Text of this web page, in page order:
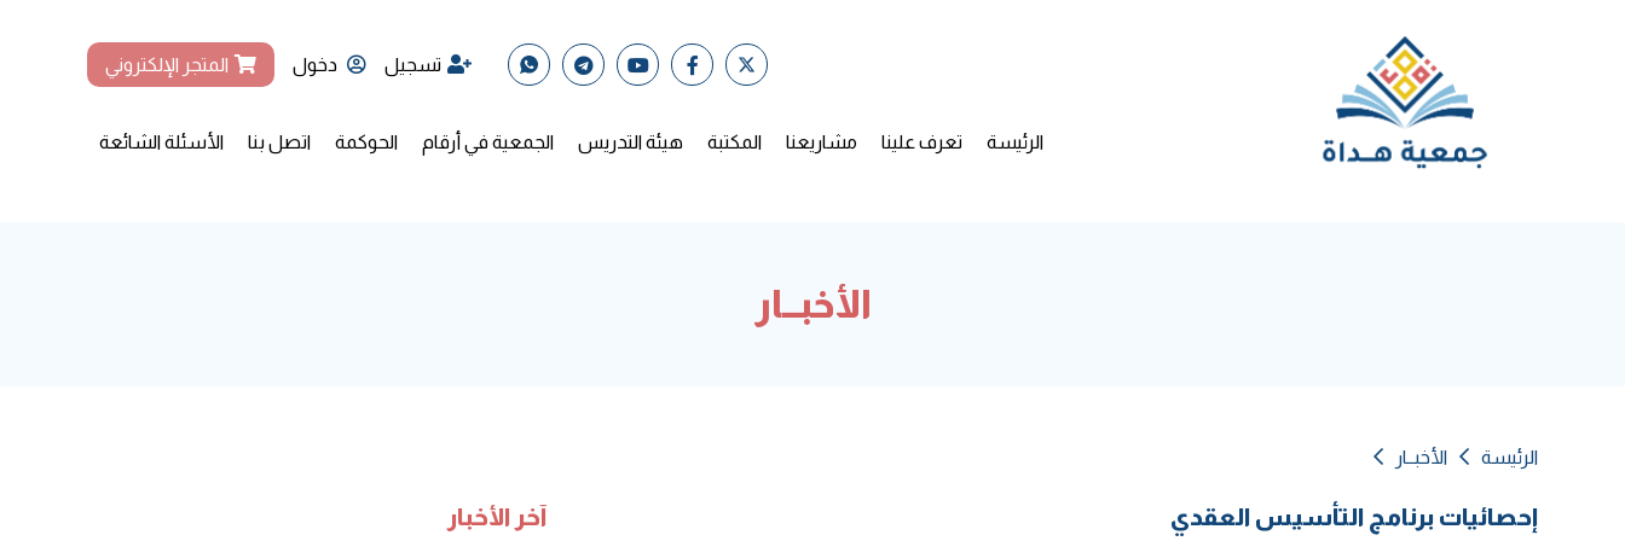
تسجيل دخول المتجر الإلكتروني
الرئيسة تعرف علينا مشاريعنا المكتبة هيئة التدريس الجمعية في أرقام الحوكمة اتصل بنا الأسئلة الشائعة
الأخبــار
الرئيسة الأخبــار
إحصائيات برنامج التأسيس العقدي آخر الأخبار